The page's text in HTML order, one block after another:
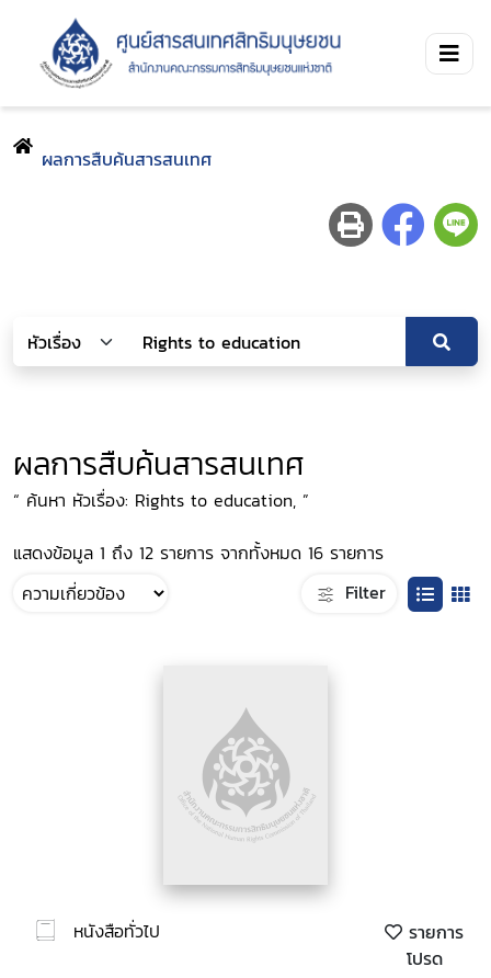
ผลการสืบค้นสารสนเทศ
ผลการสืบค้นสารสนเทศ
“ ค้นหา หัวเรื่อง: Rights to education, ”
แสดงข้อมูล 1 ถึง 12 รายการ จากทั้งหมด 16 รายการ
Filter
หนังสือทั่วไป
รายการ
โปรด